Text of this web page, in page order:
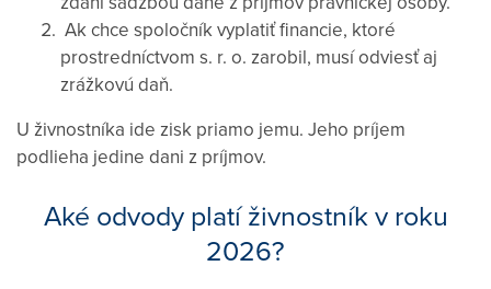
Ak chce spoločník vyplatiť financie, ktoré
prostredníctvom s. r. o. zarobil, musí odviesť aj
zrážkovú daň.
U živnostníka ide zisk priamo jemu. Jeho príjem
podlieha jedine dani z príjmov.
Aké odvody platí živnostník v roku
2026?